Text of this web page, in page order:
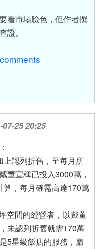
看市場臉色，但作者撰
證。
25 20:25
上認列折舊，至每月所
董宣稱已投入3000萬，
算，每月確需高達170萬
空間的經營者，以戴董
未認列折舊就需170萬
5星級飯店的服務，麝